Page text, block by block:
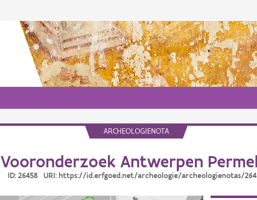
ARCHEOLOGIENOTA
Vooronderzoek Antwerpen
ID: 26458 URI: https://id.erfgoed.net/archeologie/archeologienotas/